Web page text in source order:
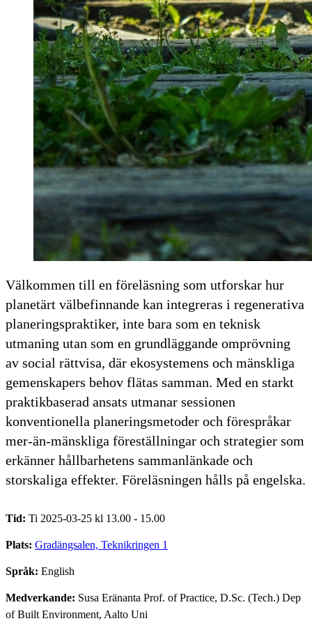
Välkommen till en föreläsning som utforskar hur
planetärt välbefinnande kan integreras i regenerativa
planeringspraktiker, inte bara som en teknisk
utmaning utan som en grundläggande omprövning
av social rättvisa, där ekosystemens och mänskliga
gemenskapers behov flätas samman. Med en starkt
praktikbaserad ansats utmanar sessionen
konventionella planeringsmetoder och förespråkar
mer-än-mänskliga föreställningar och strategier som
erkänner hållbarhetens sammanlänkade och
storskaliga effekter. Föreläsningen hålls på engelska.
Tid: Ti 2025-03-25 kl 13.00 - 15.00
Plats: Gradängsalen, Teknikringen 1
Språk: English
Medverkande: Susa Eränanta Prof. of Practice, D.Sc. (Tech.) Dep
of Built Environment, Aalto Uni